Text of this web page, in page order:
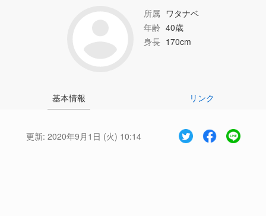
所属 ワタナベ
年齢 40歳
身長 170cm
基本情報 リンク
更新: 2020年9月1日 (火) 10:14